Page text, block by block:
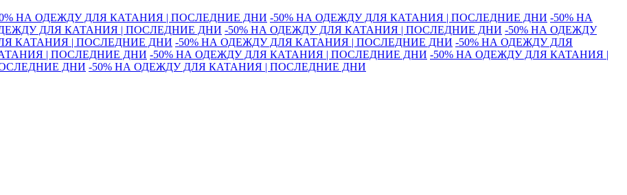
НА ОДЕЖДУ ДЛЯ КАТАНИЯ | ПОСЛЕДНИЕ ДНИ -50% НА ОДЕЖДУ ДЛЯ КАТАНИЯ | ПОСЛЕДНИЕ ДНИ -50% НА
ДЛЯ КАТАНИЯ | ПОСЛЕДНИЕ ДНИ -50% НА ОДЕЖДУ ДЛЯ КАТАНИЯ | ПОСЛЕДНИЕ ДНИ -50% НА ОДЕЖДУ
КАТАНИЯ | ПОСЛЕДНИЕ ДНИ -50% НА ОДЕЖДУ ДЛЯ КАТАНИЯ | ПОСЛЕДНИЕ ДНИ -50% НА ОДЕЖДУ ДЛЯ
| ПОСЛЕДНИЕ ДНИ -50% НА ОДЕЖДУ ДЛЯ КАТАНИЯ | ПОСЛЕДНИЕ ДНИ -50% НА ОДЕЖДУ ДЛЯ КАТАНИЯ |
ДНИ -50% НА ОДЕЖДУ ДЛЯ КАТАНИЯ | ПОСЛЕДНИЕ ДНИ